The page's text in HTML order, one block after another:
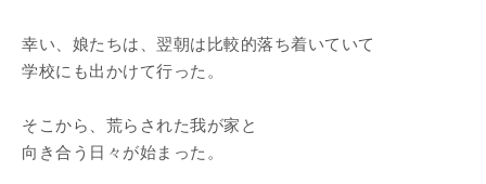
幸い、娘たちは、翌朝は比較的落ち着いていて
学校にも出かけて行った。
そこから、荒らされた我が家と
向き合う日々が始まった。